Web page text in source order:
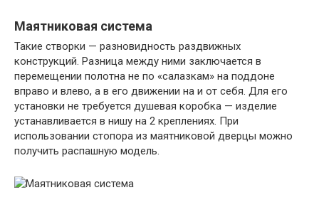
Маятниковая система
Такие створки — разновидность раздвижных
конструкций. Разница между ними заключается в
перемещении полотна не по «салазкам» на поддоне
вправо и влево, а в его движении на и от себя. Для его
установки не требуется душевая коробка — изделие
устанавливается в нишу на 2 креплениях. При
использовании стопора из маятниковой дверцы можно
получить распашную модель.